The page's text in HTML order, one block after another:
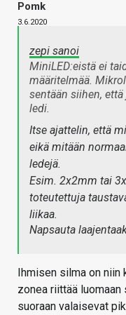
Pomk
3.6.2020
zepi sanoi
MiniLED:eistä ei
määritelmää.
sentään siihen,
ledi.
Itse ajattelin, että
eikä mitään
ledejä.
Esim. 2x2mm tai
toteutettuja
liikaa.
Napsauta
Ihmisen silma on niin
zonea riittää
suoraan valaisevat